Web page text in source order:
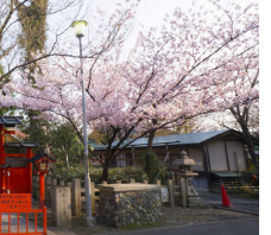
简体字
繁體字
Français
Español